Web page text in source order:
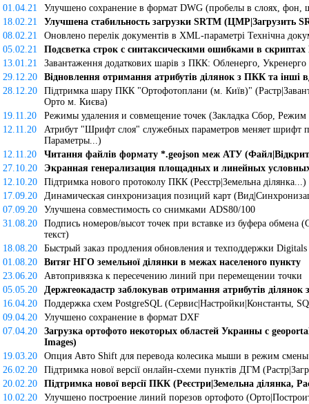
01.04.21
Улучшено сохранение в формат DWG (пробелы в слоях, фон,
18.02.21
Улучшена стабильность загрузки SRTM (ЦМР|Загрузить
08.02.21
Оновлено перелік документів в XML-параметрі Технічна
05.02.21
Подсветка строк с синтаксическими ошибками в скриптах
13.01.21
Завантаження додаткових шарів з ПКК: Обленерго,
29.12.20
Відновлення отримання атрибутів ділянок з ПКК та інші
28.12.20
Підтримка шару ПКК "Ортофотоплани (м. Київ)"
Орто м. Києва)
19.11.20
Режимы удаления и совмещение точек (Закладка Сбор,
12.11.20
Атрибут "Шрифт слоя" служебных параметров меняет шрифт
Параметры...)
12.11.20
Читання файлів формату *.geojson меж АТУ
27.10.20
Экранная генерализация площадных и линейных
12.10.20
Підтримка нового протоколу ПКК (Реєстр|Земельна ділянка...)
17.09.20
Динамическая синхронизация позиций карт
07.09.20
Улучшена совместимость со снимками ADS80/100
31.08.20
Подпись номеров/высот точек при вставке из буфера обмена
текст)
18.08.20
Быстрый заказ продления обновления и техподдержки
01.08.20
Витяг НГО земельної ділянки в межах населеного пункту
23.06.20
Автопривязка к пересечению линий при перемещении точки
05.05.20
Держгеокадастр заблокував отримання атрибутів
16.04.20
Поддержка схем PostgreSQL (Сервис|Настройки|Константы,
09.04.20
Улучшено сохранение в формат DXF
07.04.20
Загрузка ортофото некоторых областей Украины с
Images)
19.03.20
Опция Авто Shift для перевода колесика мыши в режим смены
26.02.20
Підтримка нової версії онлайн-схеми пунктів ДГМ
20.02.20
Підтримка нової версії ПКК (Реєстри|Земельна ділянка,
10.02.20
Улучшено построение линий порезов ортофото